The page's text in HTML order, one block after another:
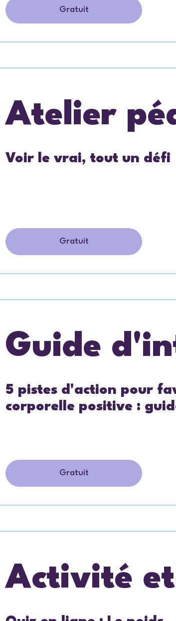
Gratuit
Atelier
Voir le vrai, tout un défi
Gratuit
Guide
5 pistes d'action pour
corporelle positive :
Gratuit
Activité